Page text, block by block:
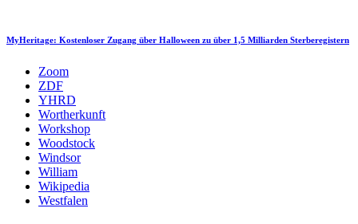
MyHeritage: Kostenloser Zugang über Halloween zu über 1,5 Milliarden Sterberegistern
Zoom
ZDF
YHRD
Wortherkunft
Workshop
Woodstock
Windsor
William
Wikipedia
Westfalen